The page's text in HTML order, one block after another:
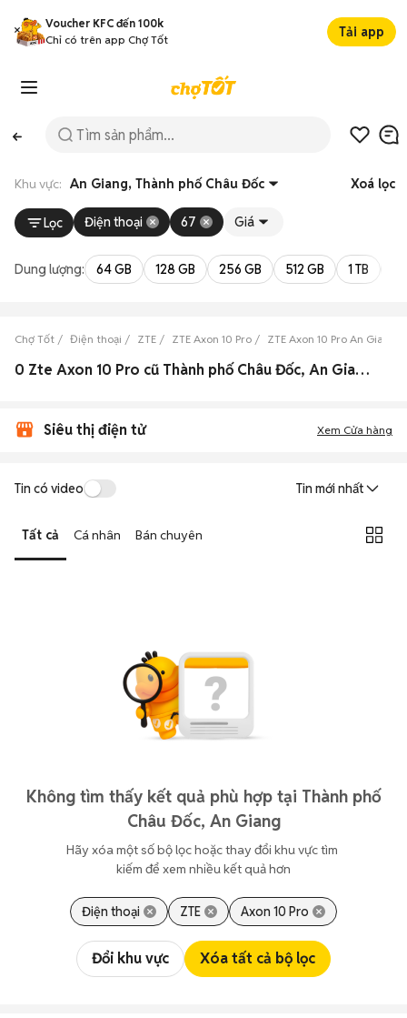
Voucher KFC đến 100k
Chỉ có trên app Chợ Tốt
Tải app
Khu vực: An Giang, Thành phố Châu Đốc Xoá lọc
Lọc Điện thoại 67 Giá
Dung lượng: 64 GB 128 GB 256 GB 512 GB 1 TB
Chợ Tốt Điện thoại ZTE ZTE Axon 10 Pro ZTE Axon 10 Pro An Giang
0 Zte Axon 10 Pro cũ Thành phố Châu Đốc, An Giang đẹp
Siêu thị điện tử Xem Cửa hàng
Tin có video Tin mới nhất
Tất cả Cá nhân Bán chuyên
Không tìm thấy kết quả phù hợp tại Thành phố
Châu Đốc, An Giang
Hãy xóa một số bộ lọc hoặc thay đổi khu vực tìm
kiếm để xem nhiều kết quả hơn
Điện thoại ZTE Axon 10 Pro
Đổi khu vực Xóa tất cả bộ lọc